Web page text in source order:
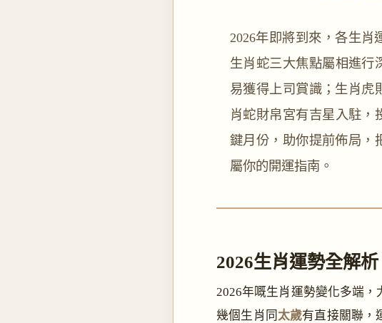
2026年即將到來，各生肖
生肖蛇三大焦點屬相進行
易獲得上司賞識；生肖虎
肖蛇財帛宮有吉星入駐，
鍵月份，助你提前佈局，
屬你的開運指南。
2026生肖運勢全解析
2026年嘅生肖運勢變化多端，
幾個生肖同 太歲有直接關聯，